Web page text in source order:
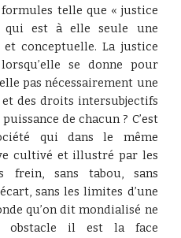
formules telle que « justice
est à elle seule une
conceptuelle. La justice
se donne pour
pas nécessairement une
des droits intersubjectifs
de chacun ? C’est
qui dans le même
cultivé et illustré par les
frein, sans tabou, sans
sans les limites d’une
qu’on dit mondialisé ne
obstacle il est la face